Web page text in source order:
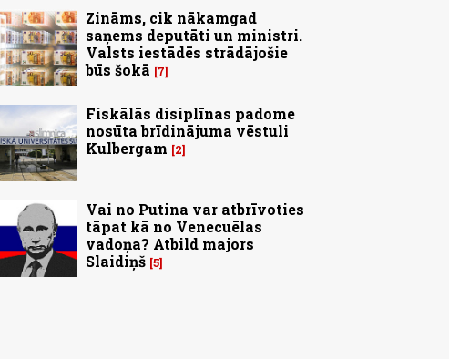
Zināms, cik nākamgad
saņems deputāti un ministri.
Valsts iestādēs strādājošie
būs šokā
7
Fiskālās disiplīnas padome
nosūta brīdinājuma vēstuli
Kulbergam
2
Vai no Putina var atbrīvoties
tāpat kā no Venecuēlas
vadoņa? Atbild majors
Slaidiņš 5